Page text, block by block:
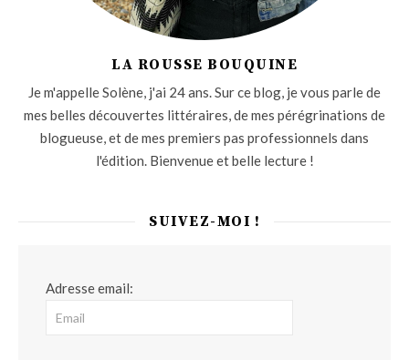
LA ROUSSE BOUQUINE
Je m'appelle Solène, j'ai 24 ans. Sur ce blog, je vous parle de
mes belles découvertes littéraires, de mes pérégrinations de
blogueuse, et de mes premiers pas professionnels dans
l'édition. Bienvenue et belle lecture !
SUIVEZ-MOI !
Adresse email: